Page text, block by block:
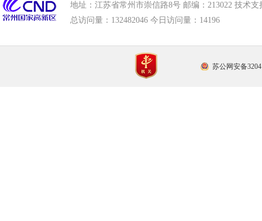
地址：江苏省常州市崇信路8号 邮编：213022 技术支
总访问量： 132482046 今日访问量： 14196
苏公网安备